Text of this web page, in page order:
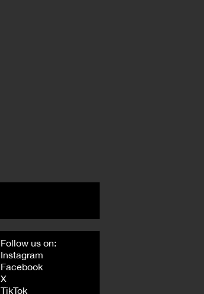
Follow us on:
Instagram
Facebook
X
TikTok